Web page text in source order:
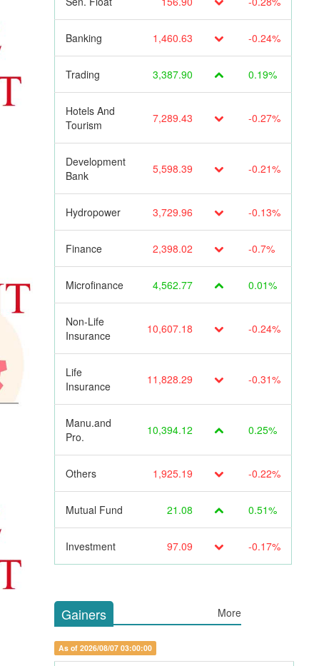
Banking 1,460.63 -0.24%
Trading 3,387.90 0.19%
Hotels And
Tourism
7,289.43 -0.27%
Development
Bank
5,598.39 -0.21%
Hydropower 3,729.96 -0.13%
Finance 2,398.02 -0.7%
Microfinance 4,562.77 0.01%
Non-Life
Insurance
10,607.18 -0.24%
Life
Insurance
11,828.29 -0.31%
Manu.and
Pro.
10,394.12 0.25%
Others 1,925.19 -0.22%
Mutual Fund 21.08 0.51%
Investment 97.09 -0.17%
Gainers More
As of 2026/08/07 03:00:00